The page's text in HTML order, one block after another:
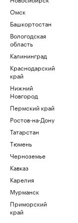
Омск
Башкортостан
Вологодская
область
Калининград
Краснодарский
край
Нижний
Новгород
Пермский край
Ростов-на-Дону
Татарстан
Тюмень
Черноземье
Кавказ
Карелия
Мурманск
Приморский
край